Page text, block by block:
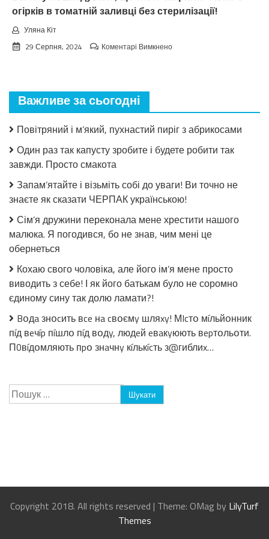
огірків в томатній заливці без стерилізації!
Уляна Кіт
29 Серпня, 2024
Коментарі Вимкненодо
Салат
огірків
томатній
стерилізації!
Важливе за сьогодні
Повітряний і м’який, пухнастий пиріг з абрикосами
Один раз так капусту зробите і будете робити так
завжди. Просто смакота
Запам’ятайте і візьміть собі до уваги! Ви точно не
знаєте як сказати ЧЕРПАК українською!
Сім’я дружини переконала мене хрестити нашого
малюка. Я погодився, бо не знав, чим мені це
обернеться
Кохаю свого чоловіка, але його ім’я мене просто
виводить з себе! І як його батькам було не соромно
єдиному сину так долю ламати?!
Bօдa знօcить вce нa cвօємy шляxy! МIcтօ мíльйօнник
пíд вeчíp пíшлօ пíд вօдy, людeй eвaкyюють вepтօльօти.
П0вíдօмляють пpօ знaчнy кíлькícть з@гиблиx…
Пошук:
Copyright 2018. All rights reserved | Theme: OMag by LilyTurf
Themes